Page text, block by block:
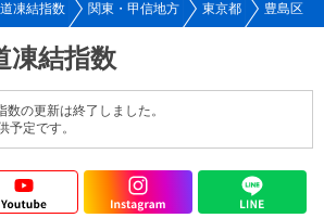
凍結指数 関東・甲信地方 東京都 豊島区
凍結指数
の更新は終了しました。
予定です。